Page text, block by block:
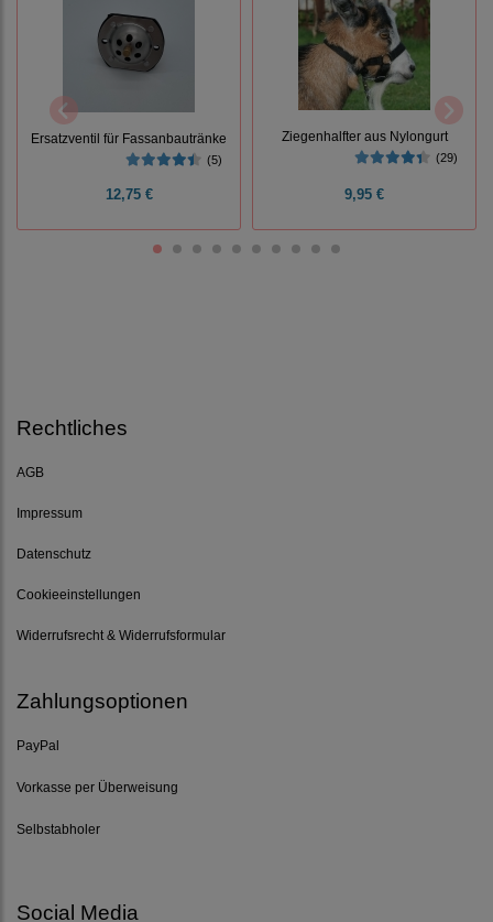
Ersatzventil für Fassanbautränke
(5)
12,75 €
Ziegenhalfter aus Nylongurt
(29)
9,95 €
Rechtliches
AGB
Impressum
Datenschutz
Cookieeinstellungen
Widerrufsrecht & Widerrufsformular
Zahlungsoptionen
PayPal
Vorkasse per Überweisung
Selbstabholer
Social Media